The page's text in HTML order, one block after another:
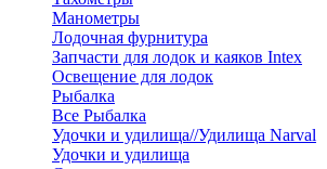
Манометры
Лодочная фурнитура
Запчасти для лодок и каяков Intex
Освещение для лодок
Рыбалка
Все Рыбалка
Удочки и удилища//Удилища Narval
Удочки и удилища